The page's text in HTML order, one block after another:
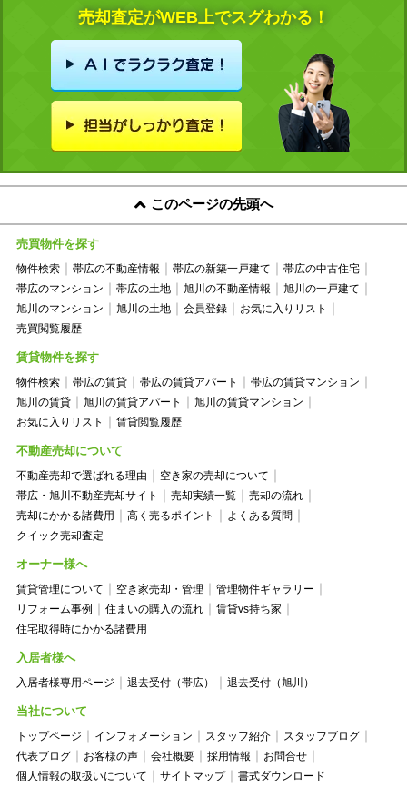
売却査定がWEB上でスグわかる！
このページの先頭へ
売買物件を探す
物件検索 帯広の不動産情報 帯広の新築一戸建て
帯広の中古住宅
帯広のマンション
帯広の土地 旭川の不動産情報
旭川の一戸建て
旭川のマンション
旭川の土地 会員登録
お気に入りリスト
売買閲覧履歴
賃貸物件を探す
物件検索 帯広の賃貸 帯広の賃貸アパート
帯広の賃貸マンション
旭川の賃貸
旭川の賃貸アパート
旭川の賃貸マンション
お気に入りリスト
賃貸閲覧履歴
不動産売却について
不動産売却で選ばれる理由
空き家の売却について
帯広・旭川不動産売却サイト
売却実績一覧
売却の流れ
売却にかかる諸費用
高く売るポイント
よくある質問
クイック売却査定
オーナー様へ
賃貸管理について 空き家売却・管理
管理物件ギャラリー
リフォーム事例
住まいの購入の流れ
賃貸vs持ち家
住宅取得時にかかる諸費用
入居者様へ
入居者様専用ページ 退去受付（帯広） 退去受付（旭川）
当社について
トップページ インフォメーション スタッフ紹介
スタッフブログ
代表ブログ
お客様の声 会社概要 採用情報
お問合せ
個人情報の取扱いについて
サイトマップ 書式ダウンロード